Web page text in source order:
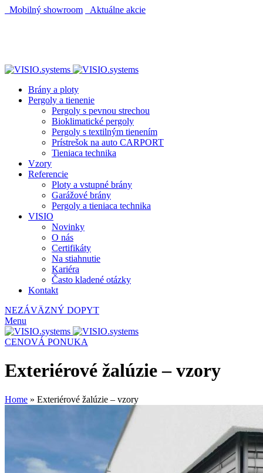
Mobilný showroom
Aktuálne akcie
Brány a ploty
Pergoly a tienenie
Pergoly s pevnou strechou
Bioklimatické pergoly
Pergoly s textilným tienením
Prístrešok na auto CARPORT
Tieniaca technika
Vzory
Referencie
Ploty a vstupné brány
Garážové brány
Pergoly a tieniaca technika
VISIO
Novinky
O nás
Certifikáty
Na stiahnutie
Kariéra
Často kladené otázky
Kontakt
NEZÁVÄZNÝ DOPYT
Menu
CENOVÁ PONUKA
Exteriérové žalúzie – vzory
Home » Exteriérové žalúzie – vzory